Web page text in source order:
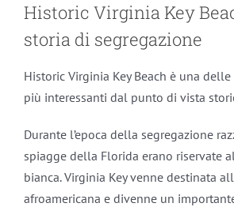
Historic Virginia Key
storia di segregazione
Historic Virginia Key Beach è una
più interessanti dal punto di vista
Durante l’epoca della segregazione
spiagge della Florida erano riservate
bianca. Virginia Key venne destinata
afroamericana e divenne un